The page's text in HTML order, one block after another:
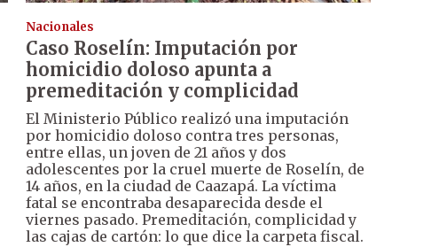
Nacionales
Caso Roselín: Imputación por
homicidio doloso apunta a
premeditación y complicidad
El Ministerio Público realizó una imputación
por homicidio doloso contra tres personas,
entre ellas, un joven de 21 años y dos
adolescentes por la cruel muerte de Roselín, de
14 años, en la ciudad de Caazapá. La víctima
fatal se encontraba desaparecida desde el
viernes pasado. Premeditación, complicidad y
las cajas de cartón: lo que dice la carpeta fiscal.